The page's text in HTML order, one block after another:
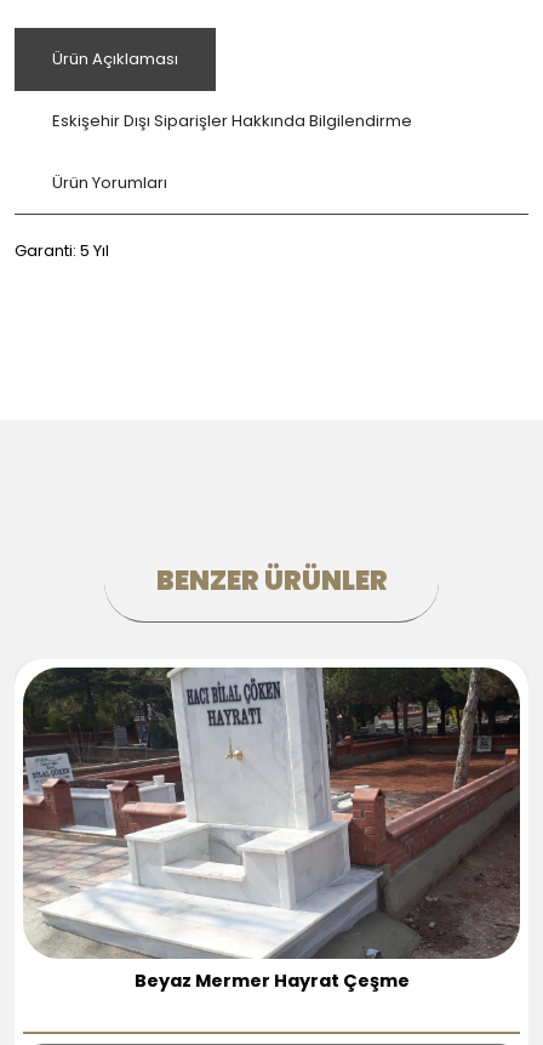
Ürün Açıklaması
Eskişehir Dışı Siparişler Hakkında Bilgilendirme
Ürün Yorumları
Garanti: 5 Yıl
BENZER ÜRÜNLER
İşlemeli Bahçe Çeşmesi